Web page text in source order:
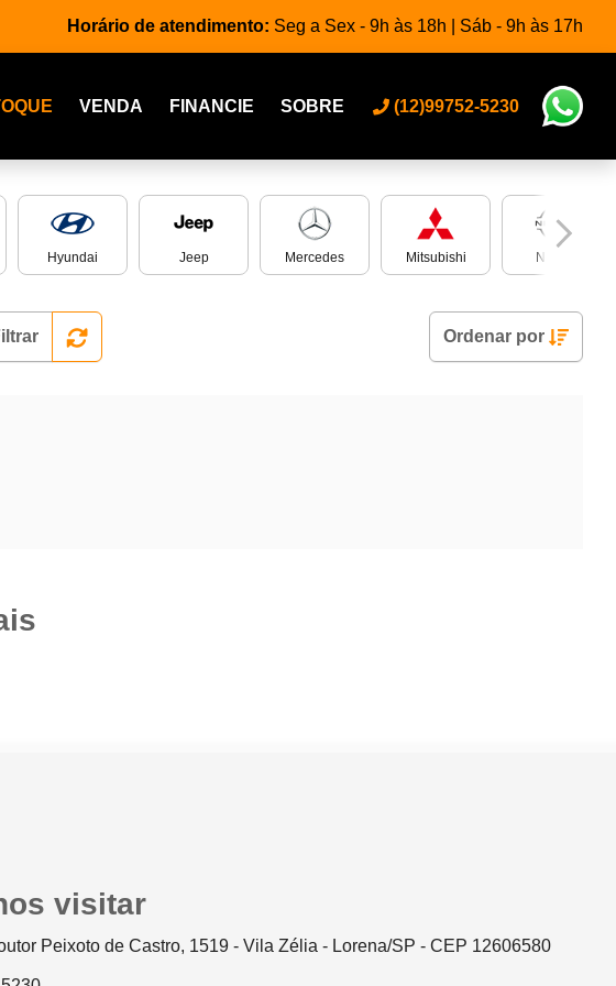
Horário de atendimento: Seg a Sex - 9h às 18h | Sáb - 9h às 17h
VENDA FINANCIE SOBRE (12)99752-5230
Hyundai Jeep Mercedes Mitsubishi Nissan
Ordenar por
visitar
Peixoto de Castro, 1519 - Vila Zélia - Lorena/SP - CEP 12606580